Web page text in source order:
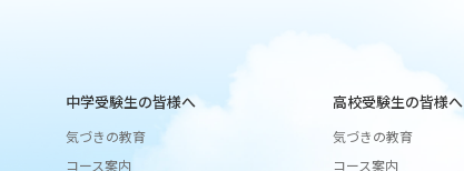
中学受験生の皆様へ
気づきの教育
コース案内
高校受験生の皆様へ
気づきの教育
コース案内